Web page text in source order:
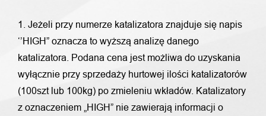
1. Jeżeli przy numerze katalizatora znajduje się napis
‘’HIGH” oznacza to wyższą analizę danego
katalizatora. Podana cena jest możliwa do uzyskania
wyłącznie przy sprzedaży hurtowej ilości katalizatorów
(100szt lub 100kg) po zmieleniu wkładów. Katalizatory
z oznaczeniem „HIGH” nie zawierają informacji o